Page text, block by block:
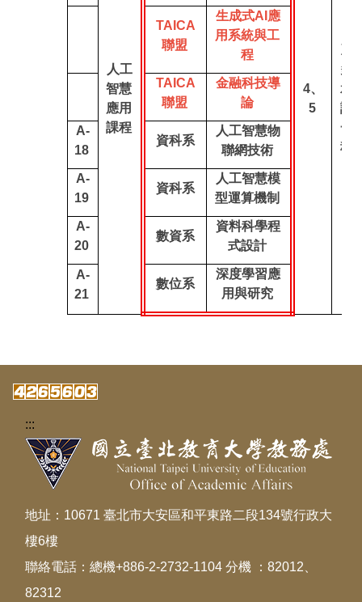
人工
智慧
應用
課程
4、
5
至
多
承
認
一
科
TAICA
聯盟
生成式AI應
用系統與工
程
TAICA
聯盟
金融科技導
論
A-
18
資科系
人工智慧物
聯網技術
A-
19
資科系
人工智慧模
型運算機制
A-
20
數資系
資料科學程
式設計
A-
21
數位系
深度學習應
用與研究
:::
地址：10671 臺北市大安區和平東路二段134號行政大
樓6樓
聯絡電話：總機+886-2-2732-1104 分機 ：82012、
82312